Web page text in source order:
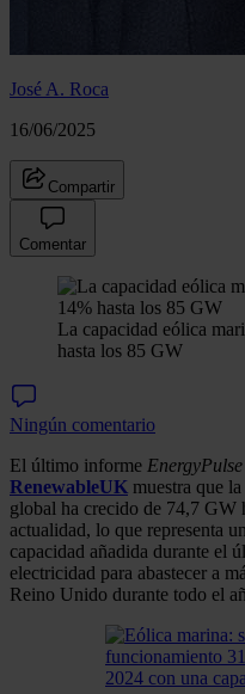
José A. Roca
16/06/2025
Compartir
Comentar
La capacidad eólica
hasta los 85 GW
Ningún comentario
El último informe
RenewableUK muestra que
global ha crecido de 74,7 GW
actualidad, lo que representa
capacidad añadida durante el
electricidad para abastecer a
Reino Unido durante todo el